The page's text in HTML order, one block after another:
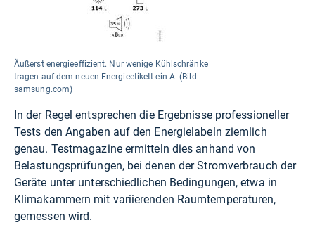
Äußerst energieeffizient. Nur wenige Kühlschränke
tragen auf dem neuen Energieetikett ein A. (Bild:
samsung.com)
In der Regel entsprechen die Ergebnisse professioneller
Tests den Angaben auf den Energielabeln ziemlich
genau. Testmagazine ermitteln dies anhand von
Belastungsprüfungen, bei denen der Stromverbrauch der
Geräte unter unterschiedlichen Bedingungen, etwa in
Klimakammern mit variierenden Raumtemperaturen,
gemessen wird.